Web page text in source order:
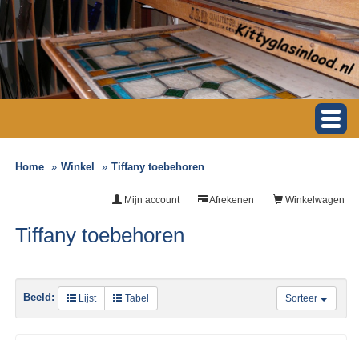
Home Winkel Tiffany toebehoren
Winkelwagen
Afrekenen
Mijn account
Tiffany toebehoren
Sorteer
Beeld: Lijst Tabel